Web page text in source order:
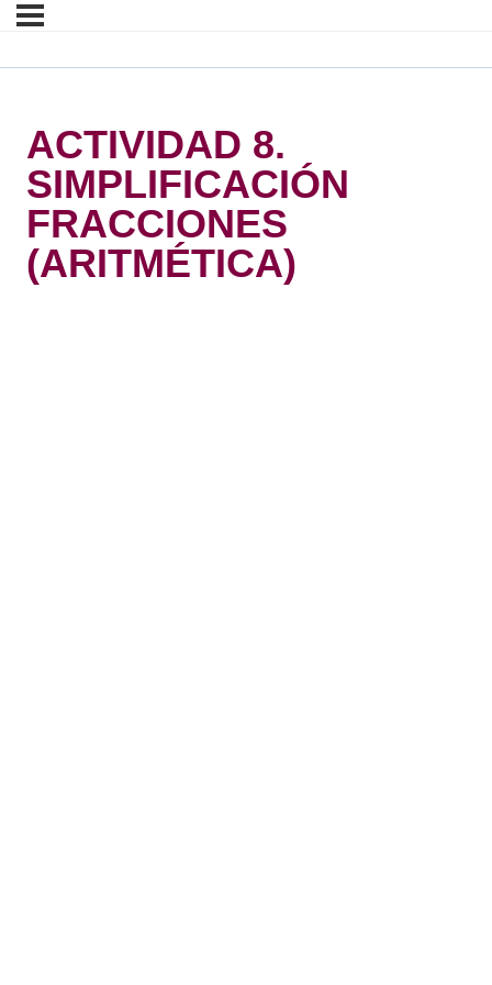
ACTIVIDAD 8.
SIMPLIFICACIÓN
FRACCIONES
(ARITMÉTICA)